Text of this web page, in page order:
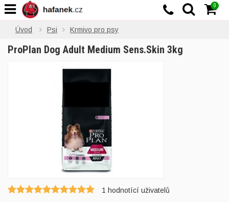
Úvod Psi Krmivo pro psy
ProPlan Dog Adult Medium Sens.Skin 3kg
1 hodnotící uživatelů
0